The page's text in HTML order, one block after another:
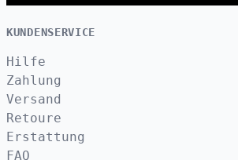
KUNDENSERVICE
Hilfe
Zahlung
Versand
Retoure
Erstattung
FAQ